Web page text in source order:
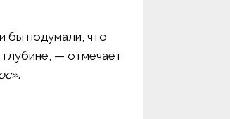
бы подумали, что
глубине, — отмечает
.